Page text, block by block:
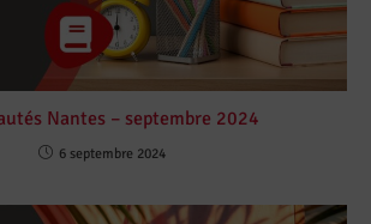
Nantes – septembre 2024
6 septembre 2024